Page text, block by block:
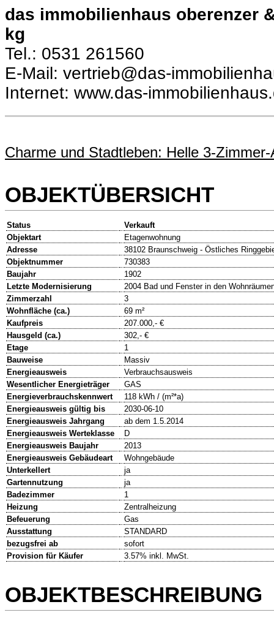
das immobilienhaus oberenzer
kg
Tel.: 0531 261560
E-Mail: vertrieb@das-
Internet: www.das-
Charme und Stadtleben: Helle 3-
OBJEKTÜBERSICHT
Status
Verkauft
Objektart
Etagenwohnung
Adresse
38102 Braunschweig - Östliches
Objektnummer
730383
Baujahr
1902
Letzte Modernisierung
2004 Bad und Fenster in den
Zimmerzahl
3
Wohnfläche (ca.)
69 m²
Kaufpreis
207.000,- €
Hausgeld (ca.)
302,- €
Etage
1
Bauweise
Massiv
Energieausweis
Verbrauchsausweis
Wesentlicher Energieträger
GAS
Energieverbrauchskennwert
118 kWh / (m²*a)
Energieausweis gültig bis
2030-06-10
Energieausweis Jahrgang
ab dem 1.5.2014
Energieausweis Werteklasse
D
Energieausweis Baujahr
2013
Energieausweis Gebäudeart
Wohngebäude
Unterkellert
ja
Gartennutzung
ja
Badezimmer
1
Heizung
Zentralheizung
Befeuerung
Gas
Ausstattung
STANDARD
bezugsfrei ab
sofort
Provision für Käufer
3.57% inkl. MwSt.
OBJEKTBESCHREIBUNG